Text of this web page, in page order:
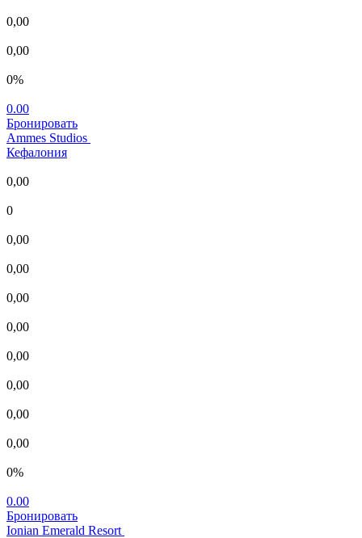
0,00
0,00
0%
0.00
Бронировать
Ammes Studios
Кефалония
0,00
0
0,00
0,00
0,00
0,00
0,00
0,00
0,00
0,00
0%
0.00
Бронировать
Ionian Emerald Resort